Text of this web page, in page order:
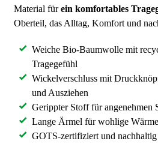
Material fürein komfortables
Oberteil, das Alltag, Komfort und
Weiche Bio-Baumwolle mit
Tragegefühl
Wickelverschluss mit
und Ausziehen
Gerippter Stoff für angenehmen
Lange Ärmel für wohlige Wärme
GOTS-zertifiziert und